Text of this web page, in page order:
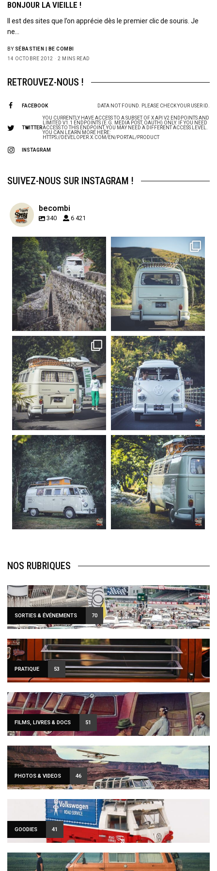
BONJOUR LA VIEILLE !
Il est des sites que l’on apprécie dès le premier clic de souris. Je
ne…
BY SÉBASTIEN | BE COMBI
14 OCTOBRE 2012
2 MINS READ
RETROUVEZ-NOUS !
FACEBOOK DATA NOT FOUND. PLEASE CHECK YOUR USER ID.
TWITTER
YOU CURRENTLY HAVE ACCESS TO A SUBSET OF X API V2 ENDPOINTS AND
LIMITED V1.1 ENDPOINTS (E.G. MEDIA POST, OAUTH) ONLY. IF YOU NEED
ACCESS TO THIS ENDPOINT, YOU MAY NEED A DIFFERENT ACCESS LEVEL.
YOU CAN LEARN MORE HERE:
HTTPS://DEVELOPER.X.COM/EN/PORTAL/PRODUCT
INSTAGRAM
SUIVEZ-NOUS SUR INSTAGRAM !
becombi
340 6 421
becombi
Sep 15
219
3
Sep 12
216
3
becombi
Sep 10
220
4
becombi
Août 10
177
0
becombi
Août 10
120
0
becombi
Août 10
108
0
NOS RUBRIQUES
SORTIES & ÉVÉNEMENTS 70
PRATIQUE 53
FILMS, LIVRES & DOCS 51
PHOTOS & VIDEOS 46
GOODIES 41